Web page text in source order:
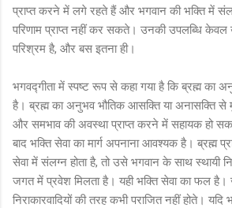
प्राप्त करने में लगे रहते हैं और भगवान की भक्ति में
परिणाम प्राप्त नहीं कर सकते। उनकी उपलब्धि केवल
परिश्रम है, और बस इतना ही।
भगवद्गीता में स्पष्ट रूप से कहा गया है कि ब्रह्म का
है। ब्रह्म का अनुभव भौतिक आसक्ति या अनासक्ति से
और समभाव की अवस्था प्राप्त करने में सहायक हो
बाद भक्ति सेवा का मार्ग अपनाना आवश्यक है। ब्रह्म
सेवा में संलग्न होता है, तो उसे भगवान के साथ स्थायी
जगत में प्रवेश मिलता है। यही भक्ति सेवा का फल
निराकारवादियों की तरह कभी पराजित नहीं होते। यदि